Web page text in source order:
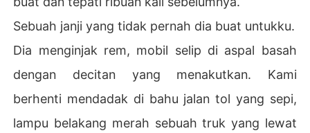
Sebuah janji yang tidak pernah dia buat untukku.
Dia menginjak rem, mobil selip di aspal basah
dengan decitan yang menakutkan. Kami
berhenti mendadak di bahu jalan tol yang sepi,
lampu belakang merah sebuah truk yang lewat